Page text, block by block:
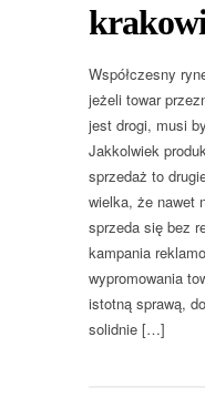
Współczesny
jeżeli towar
jest drogi, musi
Jakkolwiek
sprzedaż to
wielka, że nawet
sprzeda się bez
kampania
wypromowania
istotną sprawą,
solidnie […]